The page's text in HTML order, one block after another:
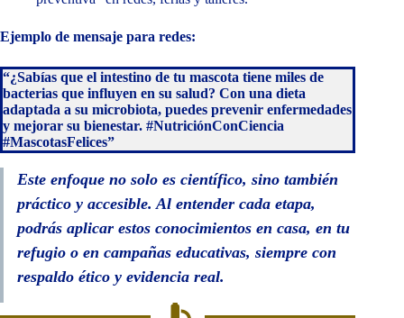
Ejemplo de mensaje para redes:
“¿Sabías que el intestino de tu mascota tiene miles de
bacterias que influyen en su salud? Con una dieta
adaptada a su microbiota, puedes prevenir enfermedades
y mejorar su bienestar. #NutriciónConCiencia
#MascotasFelices”
Este enfoque no solo es científico, sino también
práctico y accesible. Al entender cada etapa,
podrás aplicar estos conocimientos en casa, en tu
refugio o en campañas educativas, siempre con
respaldo ético y evidencia real.